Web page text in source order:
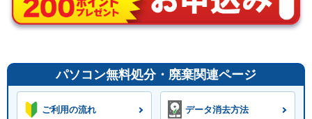
パソコン無料処分・廃棄関連ページ
ご利用の流れ データ消去方法